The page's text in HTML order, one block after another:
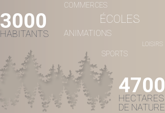
3000
HABITANTS
COMMERCES
ÉCOLES
ANIMATIONS
LOISIRS
SPORTS
4700
HECTARES
DE NATURE